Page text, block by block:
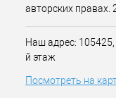
авторских правах.
Наш адрес:
й этаж
Посмотреть на